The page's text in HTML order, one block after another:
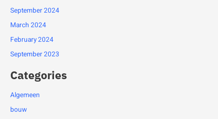
September 2024
March 2024
February 2024
September 2023
Categories
Algemeen
bouw